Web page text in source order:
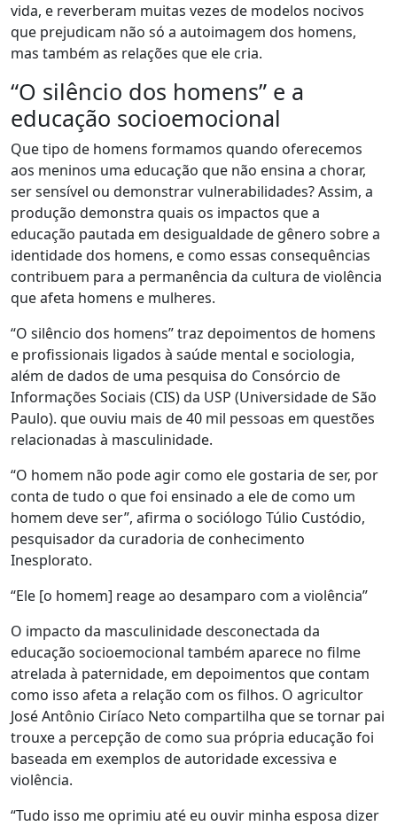
vida, e reverberam muitas vezes de modelos nocivos
que prejudicam não só a autoimagem dos homens,
mas também as relações que ele cria.
“O silêncio dos homens” e a
educação socioemocional
Que tipo de homens formamos quando oferecemos
aos meninos uma educação que não ensina a chorar,
ser sensível ou demonstrar vulnerabilidades? Assim, a
produção demonstra quais os impactos que a
educação pautada em desigualdade de gênero sobre a
identidade dos homens, e como essas consequências
contribuem para a permanência da cultura de violência
que afeta homens e mulheres.
“O silêncio dos homens” traz depoimentos de homens
e profissionais ligados à saúde mental e sociologia,
além de dados de uma pesquisa do Consórcio de
Informações Sociais (CIS) da USP (Universidade de São
Paulo). que ouviu mais de 40 mil pessoas em questões
relacionadas à masculinidade.
“O homem não pode agir como ele gostaria de ser, por
conta de tudo o que foi ensinado a ele de como um
homem deve ser”, afirma o sociólogo Túlio Custódio,
pesquisador da curadoria de conhecimento
Inesplorato.
“Ele [o homem] reage ao desamparo com a violência”
O impacto da masculinidade desconectada da
educação socioemocional também aparece no filme
atrelada à paternidade, em depoimentos que contam
como isso afeta a relação com os filhos. O agricultor
José Antônio Ciríaco Neto compartilha que se tornar pai
trouxe a percepção de como sua própria educação foi
baseada em exemplos de autoridade excessiva e
violência.
“Tudo isso me oprimiu até eu ouvir minha esposa dizer